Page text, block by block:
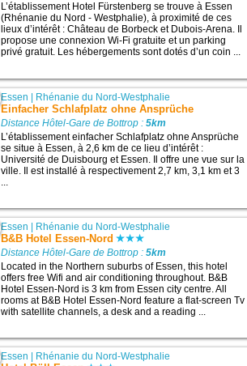
L’établissement Hotel Fürstenberg se trouve à Essen
(Rhénanie du Nord - Westphalie), à proximité de ces
lieux d’intérêt : Château de Borbeck et Dubois-Arena. Il
propose une connexion Wi-Fi gratuite et un parking
privé gratuit. Les hébergements sont dotés d’un coin ...
Essen | Rhénanie du Nord-Westphalie
Einfacher Schlafplatz ohne Ansprüche
Distance Hôtel-Gare de Bottrop :5km
L’établissement einfacher Schlafplatz ohne Ansprüche
se situe à Essen, à 2,6 km de ce lieu d’intérêt :
Université de Duisbourg et Essen. Il offre une vue sur la
ville. Il est installé à respectivement 2,7 km, 3,1 km et 3
Essen | Rhénanie du Nord-Westphalie
B&B Hotel Essen-Nord
Distance Hôtel-Gare de Bottrop :5km
Located in the Northern suburbs of Essen, this hotel
offers free Wifi and air conditioning throughout. B&B
Hotel Essen-Nord is 3 km from Essen city centre. All
rooms at B&B Hotel Essen-Nord feature a flat-screen Tv
with satellite channels, a desk and a reading ...
Essen Rhénanie du Nord-Westphalie